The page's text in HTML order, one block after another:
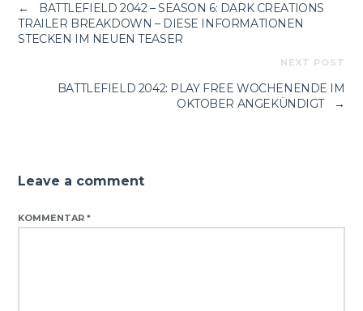
←
BATTLEFIELD 2042 – SEASON 6: DARK CREATIONS
TRAILER BREAKDOWN – DIESE INFORMATIONEN
STECKEN IM NEUEN TEASER
NEXT POST
BATTLEFIELD 2042: PLAY FREE WOCHENENDE IM
OKTOBER ANGEKÜNDIGT
→
Leave a comment
KOMMENTAR*